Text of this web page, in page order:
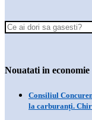
Nouatati in economie
Consiliul
la carburanți.